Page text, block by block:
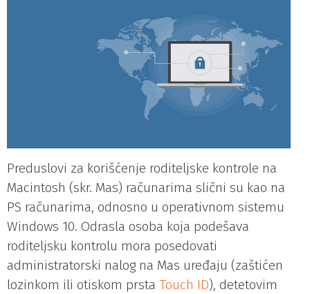
Preduslovi za korišćenje roditeljske kontrole na
Macintosh (skr. Mas) računarima slični su kao na
PS računarima, odnosno u operativnom sistemu
Windows 10. Odrasla osoba koja podešava
roditeljsku kontrolu mora posedovati
administratorski nalog na Mas uređaju (zaštićen
lozinkom ili otiskom prsta Touch ID), detetovim